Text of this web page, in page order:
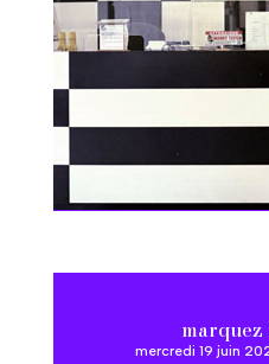
marquez
mercredi 19 juin